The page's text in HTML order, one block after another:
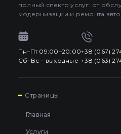
полный спектр услуг: от
модернизации и ремонта
Пн–Пт 09:00–20:00
Сб–Вс – выходные
+38 (067)
+38 (063)
Страницы
Главная
Услуги